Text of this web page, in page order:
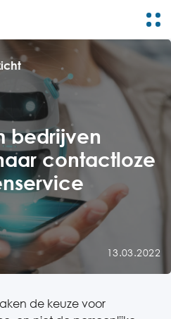
bedrijven
contactloze
13.03.2022
de keuze voor